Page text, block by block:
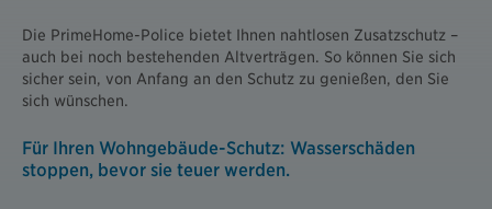
Die PrimeHome-Police bietet Ihnen nahtlosen Zusatzschutz –
auch bei noch bestehenden Altverträgen. So können Sie sich
sicher sein, von Anfang an den Schutz zu genießen, den Sie
sich wünschen.
Für Ihren Wohngebäude-Schutz: Wasserschäden
stoppen, bevor sie teuer werden.